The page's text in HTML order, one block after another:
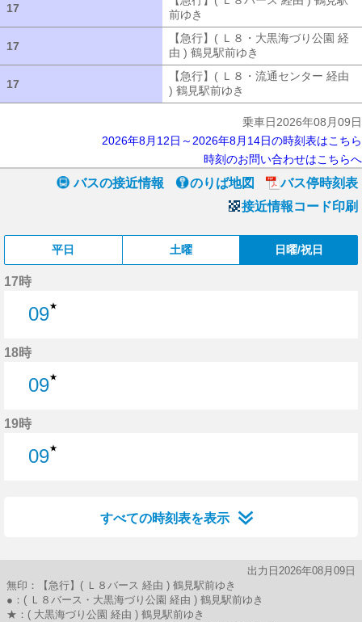
17
前ゆき
17
【急行】( Ｌ８・大黒海づり公園 経
由 ) 鶴見駅前ゆき
17
【急行】( Ｌ８・流通センター 経由
) 鶴見駅前ゆき
乗車日2026年08月09日
2026年8月12日～2026年8月14日の時刻表はこちら
時刻のお問い合わせはこちらへ
バスの接近情報 のりば地図
バス停時刻表
接近情報コード印刷
平日 土曜 日曜/祝日
17時
09★
18時
09★
19時
09★
すべての時刻表を表示
出力日2026年08月09日
無印：【急行】( Ｌ８バース 経由 ) 鶴見駅前ゆき
●：( Ｌ８バース・大黒海づり公園 経由 ) 鶴見駅前ゆき
★：( 大黒海づり公園 経由 ) 鶴見駅前ゆき